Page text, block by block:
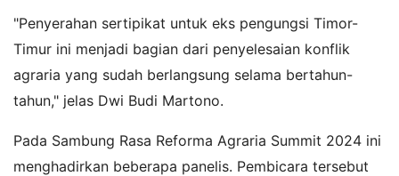
"Penyerahan sertipikat untuk eks pengungsi Timor-
Timur ini menjadi bagian dari penyelesaian konflik
agraria yang sudah berlangsung selama bertahun-
tahun," jelas Dwi Budi Martono.
Pada Sambung Rasa Reforma Agraria Summit 2024 ini
menghadirkan beberapa panelis. Pembicara tersebut